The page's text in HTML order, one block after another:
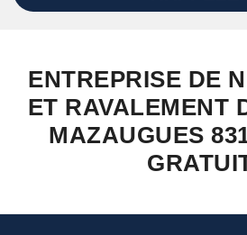
ENTREPRISE DE
ET RAVALEMENT
MAZAUGUES